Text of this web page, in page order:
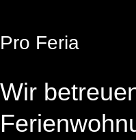
Pro Feria
Wir